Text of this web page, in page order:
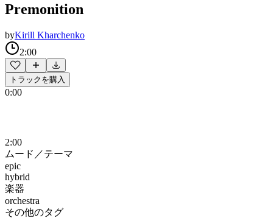
Premonition
byKirill Kharchenko
2:00
トラックを購入
0:00
2:00
ムード／テーマ
epic
hybrid
楽器
orchestra
その他のタグ